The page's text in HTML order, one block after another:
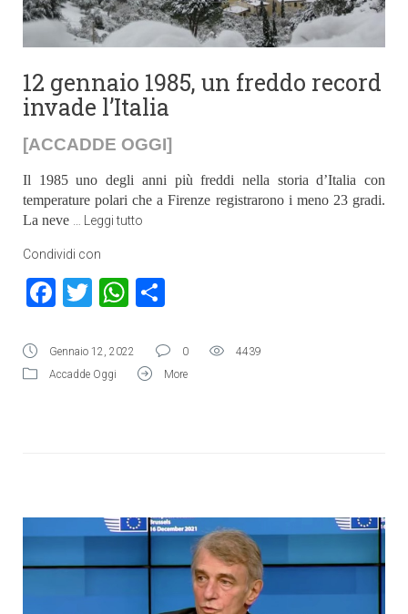
12 gennaio 1985, un freddo record
invade l’Italia
[ACCADDE OGGI]
Il 1985 uno degli anni più freddi nella storia d’Italia con
temperature polari che a Firenze registrarono i meno 23 gradi.
La neve
Leggi tutto
Condividi con
Facebook
TwitterWhatsApp
Gennaio 12, 2022 0
4439
Accadde Oggi
More